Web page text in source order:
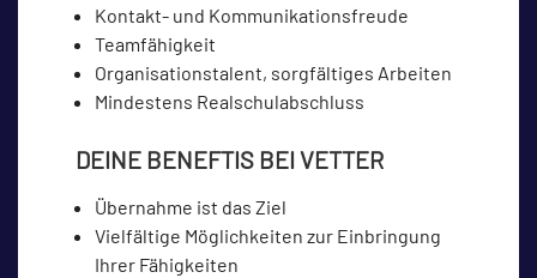
Kontakt- und Kommunikationsfreude
Teamfähigkeit
Organisationstalent, sorgfältiges Arbeiten
Mindestens Realschulabschluss
DEINE BENEFTIS BEI VETTER
Übernahme ist das Ziel
Vielfältige Möglichkeiten zur Einbringung
Ihrer Fähigkeiten